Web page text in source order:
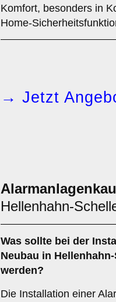
Komfort, besonders in
Home-
→ Jetzt
Hellenhahn-
Was sollte bei der
Neubau in
werden?
Die Installation einer